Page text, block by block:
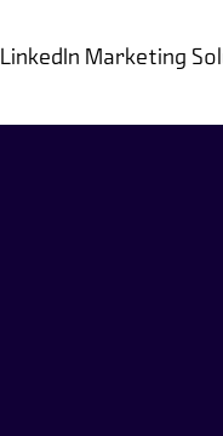
LinkedIn Marketing